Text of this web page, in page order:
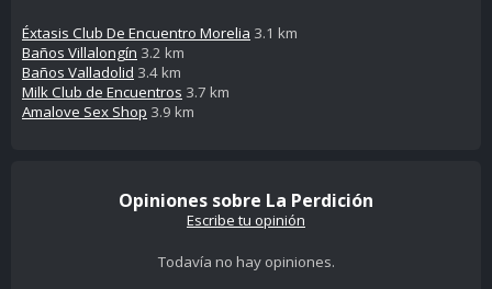
Éxtasis Club De Encuentro Morelia 3.1 km
Baños Villalongín 3.2 km
Baños Valladolid 3.4 km
Milk Club de Encuentros 3.7 km
Amalove Sex Shop 3.9 km
Opiniones sobre La Perdición
Escribe tu opinión
Todavía no hay opiniones.